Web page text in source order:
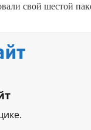
свой шестой